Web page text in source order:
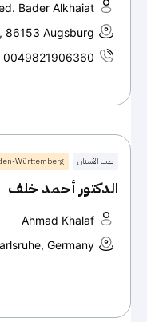
Bader Alkhaiat
86153 Augsburg
0049821906360
طب الأسنان Württemberg
الدكتور أحمد خلف
Ahmad Khalaf
Germany